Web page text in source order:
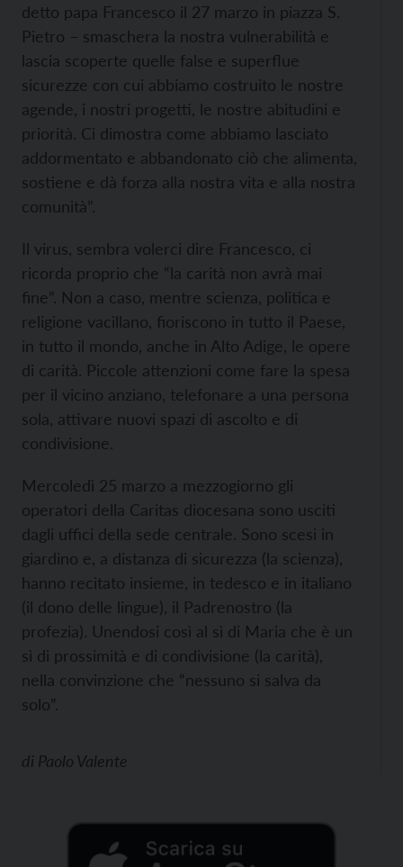
detto papa Francesco il 27 marzo in piazza S.
Pietro – smaschera la nostra vulnerabilità e
lascia scoperte quelle false e superflue
sicurezze con cui abbiamo costruito le nostre
agende, i nostri progetti, le nostre abitudini e
priorità. Ci dimostra come abbiamo lasciato
addormentato e abbandonato ciò che alimenta,
sostiene e dà forza alla nostra vita e alla nostra
comunità”.
Il virus, sembra volerci dire Francesco, ci
ricorda proprio che “la carità non avrà mai
fine”. Non a caso, mentre scienza, politica e
religione vacillano, fioriscono in tutto il Paese,
in tutto il mondo, anche in Alto Adige, le opere
di carità. Piccole attenzioni come fare la spesa
per il vicino anziano, telefonare a una persona
sola, attivare nuovi spazi di ascolto e di
condivisione.
Mercoledì 25 marzo a mezzogiorno gli
operatori della Caritas diocesana sono usciti
dagli uffici della sede centrale. Sono scesi in
giardino e, a distanza di sicurezza (la scienza),
hanno recitato insieme, in tedesco e in italiano
(il dono delle lingue), il Padrenostro (la
profezia). Unendosi così al sì di Maria che è un
sì di prossimità e di condivisione (la carità),
nella convinzione che “nessuno si salva da
solo”.
di Paolo Valente